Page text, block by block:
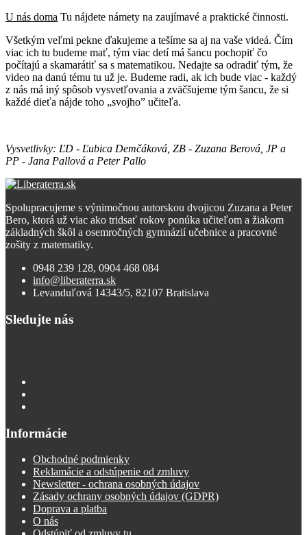
U nás doma Tu nájdete námety na zaujímavé a praktické činnosti.
Všetkým veľmi pekne ďakujeme a tešíme sa aj na vaše videá. Čím
viac ich tu budeme mať, tým viac detí má šancu pochopiť čo
počítajú a skamarátiť sa s matematikou. Nedajte sa odradiť tým, že
video na danú tému tu už je. Budeme radi, ak ich bude viac - každý
z nás má iný spôsob vysvetľovania a zväčšujeme tým šancu, že si
každé dieťa nájde toho „svojho” učiteľa.
Vysvetlivky: ĽD - Ľubica Demčáková, ZB - Zuzana Berová, JP a
PP - Jana Pallová a Peter Pallo
Spolupracujeme s výnimočnou autorskou dvojicou Zuzana a Peter
Bero, ktorá už viac ako tridsať rokov ponúka učiteľom a žiakom
základných škôl a osemročných gymnázií učebnice a pracovné
zošity z matematiky.
0948 239 128, 0904 468 084
info@liberaterra.sk
Levanduľová 14343/5, 82107 Bratislava
Sledujte nás
Informácie
Obchodné podmienky
Reklamácie a odstúpenie od zmluvy
Newsletter - ochrana osobných údajov
Zásady ochrany osobných údajov (GDPR)
Doprava a platba
O nás